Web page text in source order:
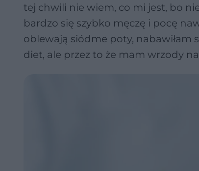
tej chwili nie wiem, co mi jest, bo
bardzo się szybko męczę i pocę
oblewają siódme poty, nabawiłam
diet, ale przez to że mam wrzody